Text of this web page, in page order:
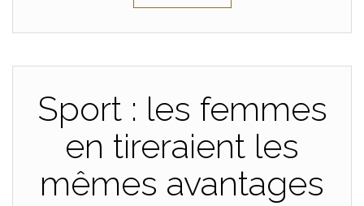
Sport : les femmes
en tireraient les
mêmes avantages